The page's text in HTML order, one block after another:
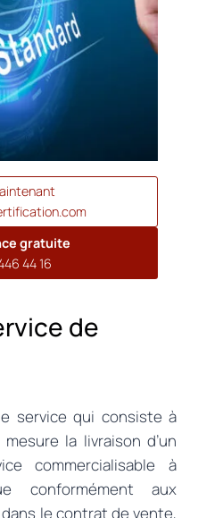
gratuite
44 16
de
service qui consiste à
la livraison d’un
commercialisable à
conformément aux
le contrat de vente,